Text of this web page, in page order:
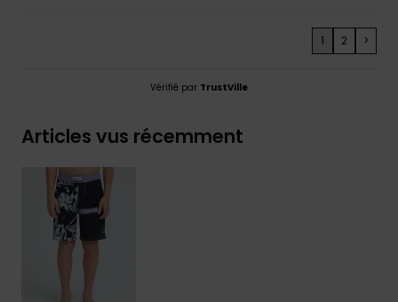
1 2 >
Vérifié par TrustVille
Articles vus récemment